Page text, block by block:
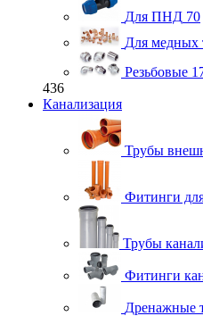
Для ПНД 70
Для медных
Резьбовые
436
Канализация
Трубы
Фитинги
Трубы
Фитинги
Дренажные